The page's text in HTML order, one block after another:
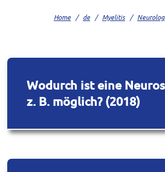
Home de Myelitis
Wodurch ist eine
z. B. möglich? (2018)